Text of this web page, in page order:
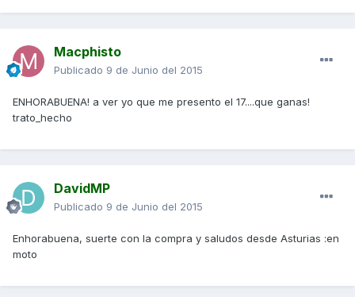
Macphisto
Publicado 9 de Junio del 2015
ENHORABUENA! a ver yo que me presento el 17....que ganas!
trato_hecho
DavidMP
Publicado 9 de Junio del 2015
Enhorabuena, suerte con la compra y saludos desde Asturias :en
moto